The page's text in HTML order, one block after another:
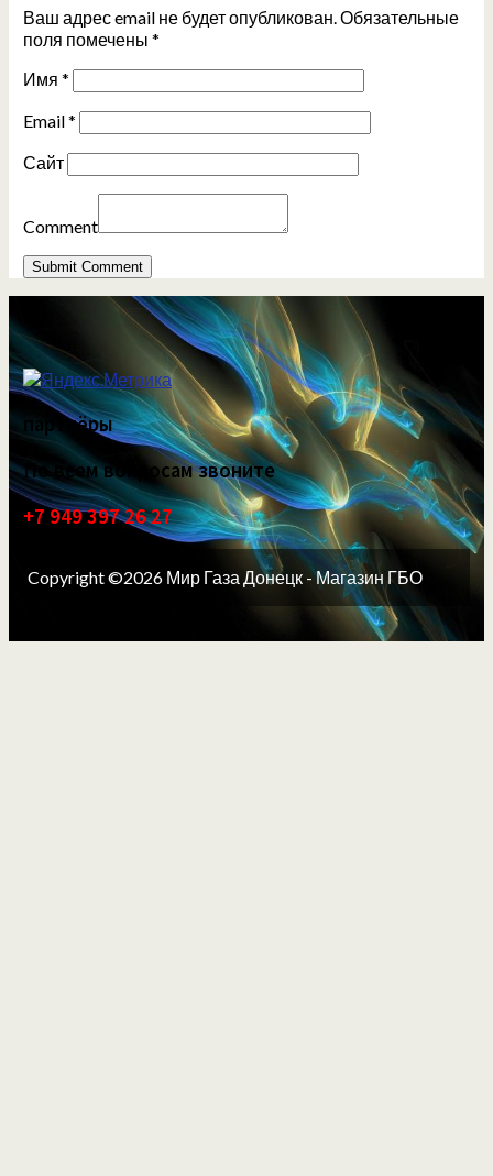
Ваш адрес email не будет опубликован.Обязательные
поля помечены *
Имя *
Email*
Сайт
Comment
партнёры
По всем вопросам звоните
+7 949 397 26 27
Copyright ©2026 Мир Газа Донецк - Магазин ГБО